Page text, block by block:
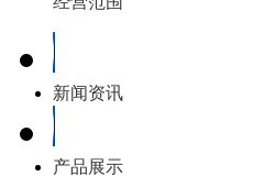
新闻资讯
产品展示